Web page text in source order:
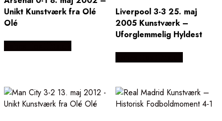
Unikt Kunstværk fra Olé
Olé
Liverpool 3-3 25. maj
2005 Kunstværk –
Uforglemmelig Hyldest